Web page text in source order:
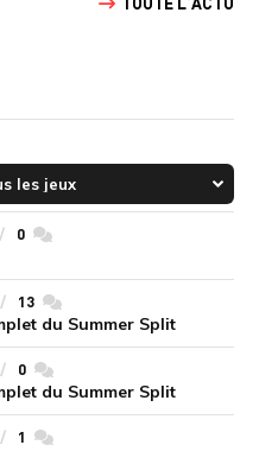
0commentaires
13commentaires
du Summer Split
0commentaires
du Summer Split
1 commentaires